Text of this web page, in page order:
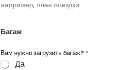
например, план поездки
Багаж
Вам нужно загрузить багаж? *
Да